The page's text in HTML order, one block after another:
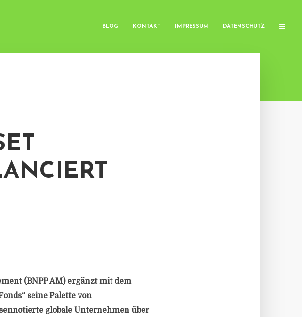
BLOG KONTAKT IMPRESSUM DATENSCHUTZ
(BNPP AM) ergänzt mit dem
seine Palette von
globale Unternehmen über